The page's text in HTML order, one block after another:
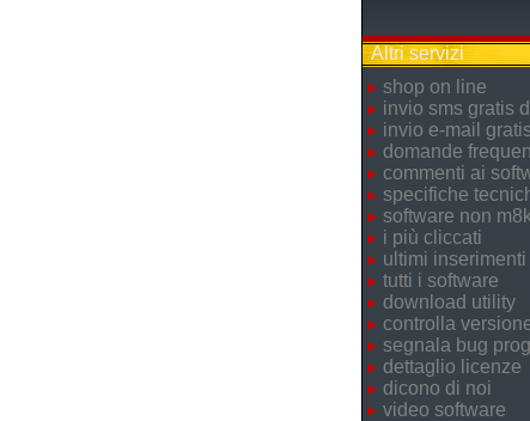
Altri servizi
shop on line
invio sms gratis
invio e-mail
domande
commenti ai
specifiche
software non
i più cliccati
ultimi inserimenti
tutti i software
download utility
controlla
segnala bug
dettaglio licenze
dicono di noi
video software